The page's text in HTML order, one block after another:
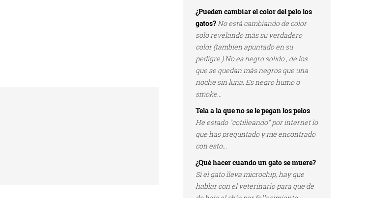
¿Pueden cambiar el color del pelo los
gatos?No está cambiando de color
solo revelando más su verdadero
color (tambien apuntado en su
pedigre ).No es negro solido , de los
que se quedan más negros que una
noche sin luna. Es negro humo o
smoke...
Tela a la que no se le pegan los pelos
He estado "cotilleando" por internet lo
que has preguntado y me encontrado
con esto...
¿Qué hacer cuando un gato se muere?
Si el gato lleva microchip, hay que
hablar con el veterinario para que de